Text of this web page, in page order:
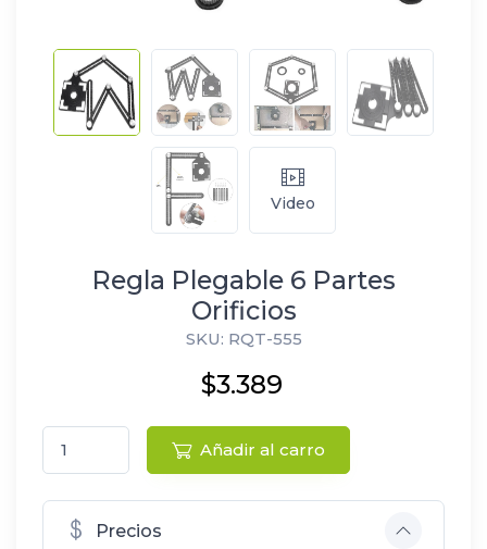
Video
Regla Plegable 6 Partes
Orificios
SKU: RQT-555
$3.389
Añadir al carro
Precios